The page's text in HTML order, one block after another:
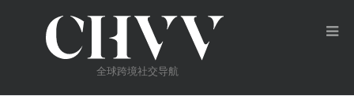
全球跨境社交导航